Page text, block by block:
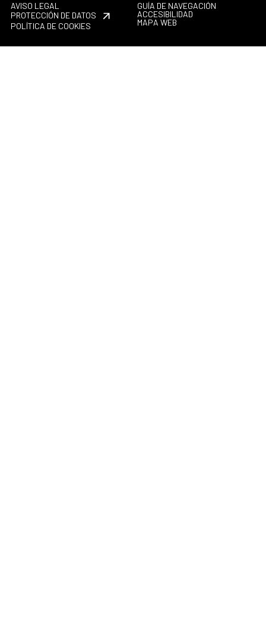
AVISO LEGAL
PROTECCIÓN DE DATOS
POLÍTICA DE COOKIES
GUÍA DE NAVEGACIÓN
ACCESIBILIDAD
MAPA WEB